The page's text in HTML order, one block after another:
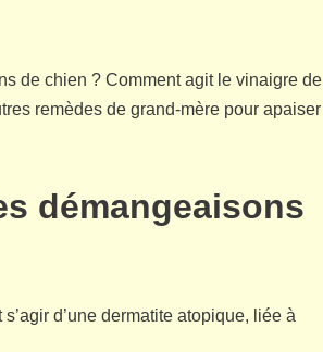
de chien ? Comment agit le vinaigre de
remèdes de grand-mère pour apaiser
démangeaisons
d’une dermatite atopique, liée à